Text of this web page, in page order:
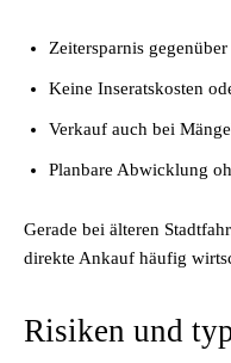
Zeitersparnis
Keine Inseratskosten
Verkauf auch bei
Planbare Abwicklung
Gerade bei älteren
direkte Ankauf häufig
Risiken und